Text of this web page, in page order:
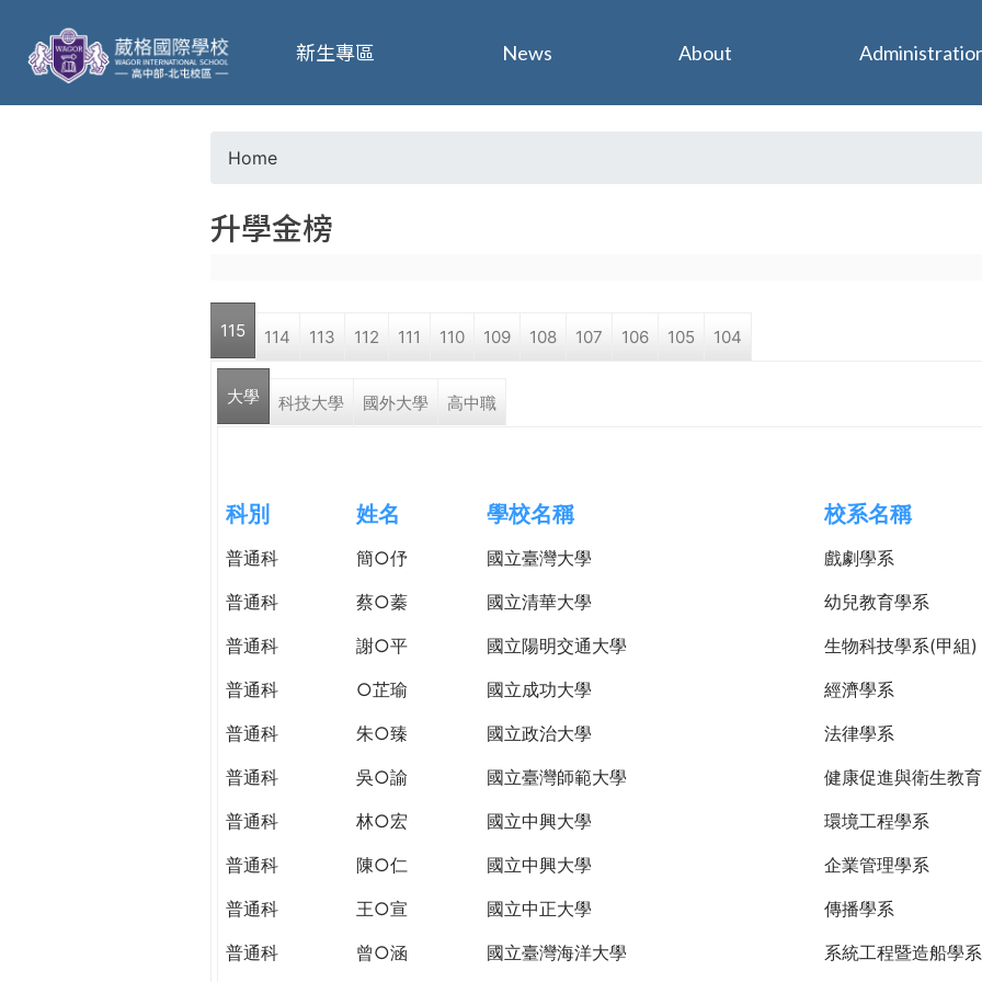
葳
格
o
u
a
r
h
e
r
Home
升學金榜
115 114 113 112 111 110 109 108 107 106 105 104
大學 科技大學 國外大學 高中職
科別 姓名 學校名稱 校系名稱
普通科 簡○伃 國立臺灣大學
戲劇學系
普通科
蔡○蓁 國立清華大學
幼兒教育學系
普通科
謝○平 國立陽明交通大學
生物科技學系(甲組)
普通科
○芷瑜 國立成功大學
經濟學系
普通科
朱○臻 國立政治大學
法律學系
普通科
吳○諭 國立臺灣師範大學
健康促進與衛生教
普通科
林○宏 國立中興大學
環境工程學系
普通科
陳○仁 國立中興大學
企業管理學系
普通科
王○宣 國立中正大學
傳播學系
普通科
曾○涵 國立臺灣海洋大學 系統工程暨造船學系
新生專區 News About